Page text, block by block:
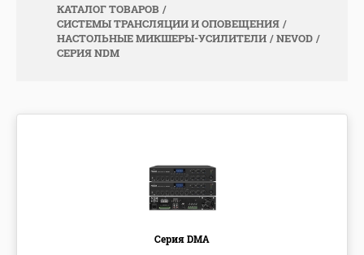
КАТАЛОГ ТОВАРОВ
СИСТЕМЫ ТРАНСЛЯЦИИ И ОПОВЕЩЕНИЯ
НАСТОЛЬНЫЕ МИКШЕРЫ-УСИЛИТЕЛИ
NEVOD
СЕРИЯ NDM
Серия DMA